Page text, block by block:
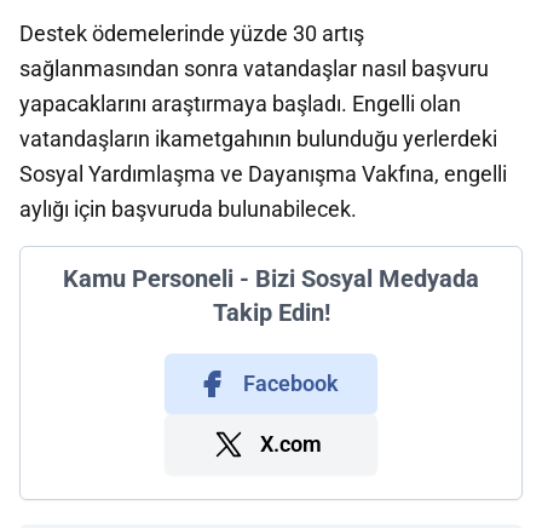
Destek ödemelerinde yüzde 30 artış
sağlanmasından sonra vatandaşlar nasıl başvuru
yapacaklarını araştırmaya başladı. Engelli olan
vatandaşların ikametgahının bulunduğu yerlerdeki
Sosyal Yardımlaşma ve Dayanışma Vakfına, engelli
aylığı için başvuruda bulunabilecek.
Kamu Personeli - Bizi Sosyal Medyada
Takip Edin!
Facebook
X.com